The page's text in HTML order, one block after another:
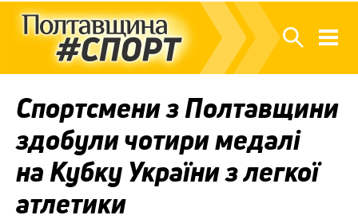
Спортсмени з Полтавщини
здобули чотири медалі
на Кубку України з легкої
атлетики